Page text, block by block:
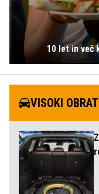
10 let in več
VISOKI